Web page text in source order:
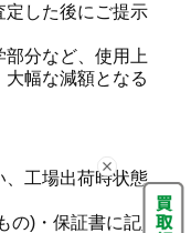
定した後にご提示
分など、使用上
幅な減額となる
、工場出荷時状態
の)・保証書に記入